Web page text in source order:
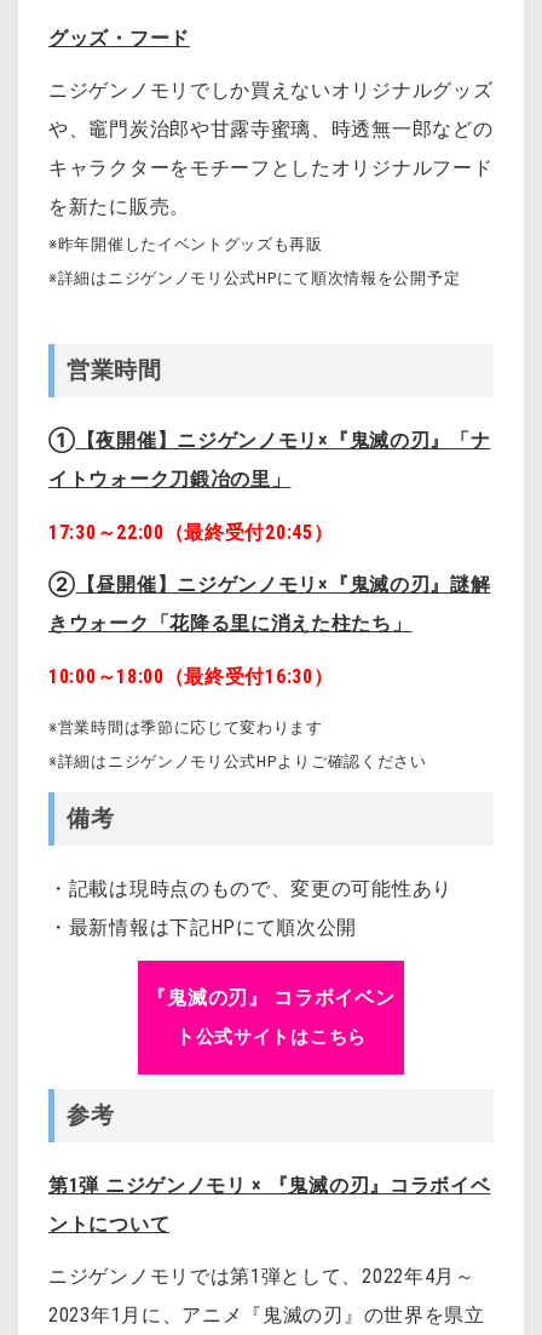
グッズ・フード
ニジゲンノモリでしか買えないオリジナルグッズ
や、竈門炭治郎や甘露寺蜜璃、時透無一郎などの
キャラクターをモチーフとしたオリジナルフード
を新たに販売。
※昨年開催したイベントグッズも再販
※詳細はニジゲンノモリ公式HPにて順次情報を公開予定
営業時間
① 【夜開催】ニジゲンノモリ×『鬼滅の刃』「ナ
イトウォーク刀鍛冶の里」
17:30～22:00（最終受付20:45）
② 【昼開催】ニジゲンノモリ×『鬼滅の刃』謎解
きウォーク「花降る里に消えた柱たち」
10:00～18:00（最終受付16:30）
※営業時間は季節に応じて変わります
※詳細はニジゲンノモリ公式HPよりご確認ください
備考
・記載は現時点のもので、変更の可能性あり
・最新情報は下記HPにて順次公開
『鬼滅の刃』 コラボイベン
ト 公式サイトはこちら
参考
第1弾 ニジゲンノモリ × 『鬼滅の刃』コラボイベ
ントについて
ニジゲンノモリでは第1弾として、2022年4月～
2023年1月に、アニメ『鬼滅の刃』の世界を県立